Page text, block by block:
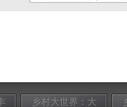
乡村大世界：大